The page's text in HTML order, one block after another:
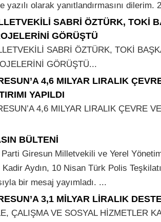
yazılı olarak yanıtlandırmasını dilerim.
SABRİ ÖZTÜRK, TOKİ
GÖRÜŞTÜ
SABRİ ÖZTÜRK, TOKİ
GÖRÜŞTÜ...
4,6 MILYAR LIRALIK
YAPILDI
4,6 MILYAR LIRALIK ÇEVRE
BÜLTENİ
Giresun Milletvekili ve Yerel
Kadir Aydın, 10 Nisan Türk Polis
bir mesaj yayımladı. ...
3,1 MİLYAR LİRALIK
ÇALIŞMA VE SOSYAL HİZMETLER